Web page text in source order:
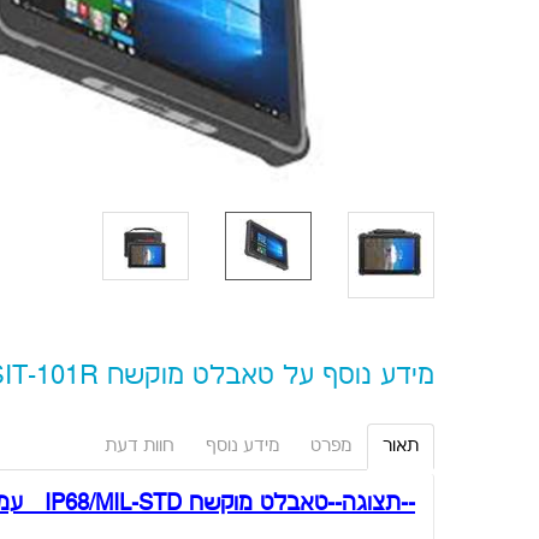
מידע נוסף על טאבלט מוקשח SIT-101R - אנדרואיד
תאור מפרט מידע נוסף חוות דעת
--תצוגה--טאבלט מוקשח IP68/MIL-STD עמיד יותר* למים\אבק\נפילות